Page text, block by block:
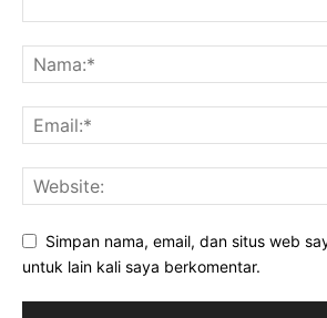
Simpan nama, email, dan situs web
untuk lain kali saya berkomentar.